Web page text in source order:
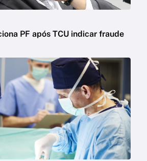
PF após TCU indicar fraude